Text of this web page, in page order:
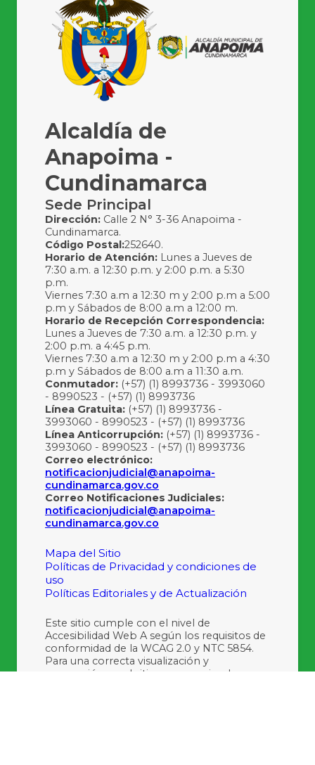
Alcaldía de
Anapoima -
Cundinamarca
Sede Principal
Dirección: Calle 2 N° 3-36 Anapoima -
Cundinamarca.
Código Postal:252640.
Horario de Atención: Lunes a Jueves de
7:30 a.m. a 12:30 p.m. y 2:00 p.m. a 5:30
p.m.
Viernes 7:30 a.m a 12:30 m y 2:00 p.m a 5:00
p.m y Sábados de 8:00 a.m a 12:00 m.
Horario de Recepción Correspondencia:
Lunes a Jueves de 7:30 a.m. a 12:30 p.m. y
2:00 p.m. a 4:45 p.m.
Viernes 7:30 a.m a 12:30 m y 2:00 p.m a 4:30
p.m y Sábados de 8:00 a.m a 11:30 a.m.
Conmutador: (+57) (1) 8993736 - 3993060
- 8990523 - (+57) (1) 8993736
Línea Gratuita: (+57) (1) 8993736 -
3993060 - 8990523 - (+57) (1) 8993736
Línea Anticorrupción: (+57) (1) 8993736 -
3993060 - 8990523 - (+57) (1) 8993736
Correo electrónico:
notificacionjudicial@anapoima-
cundinamarca.gov.co
Correo Notificaciones Judiciales:
notificacionjudicial@anapoima-
cundinamarca.gov.co
Mapa del Sitio
Políticas de Privacidad y condiciones de
uso
Políticas Editoriales y de Actualización
Este sitio cumple con el nivel de
Accesibilidad Web A según los requisitos de
conformidad de la WCAG 2.0 y NTC 5854.
Para una correcta visualización y
navegación en el sitio, se recomienda usar